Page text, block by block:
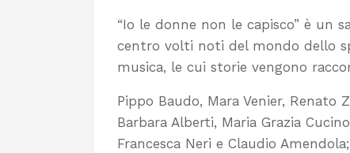
“Io le donne non le capisco” è un
centro volti noti del mondo dello
musica, le cui storie vengono
Pippo Baudo, Mara Venier, Renato
Barbara Alberti, Maria Grazia
Francesca Neri e Claudio